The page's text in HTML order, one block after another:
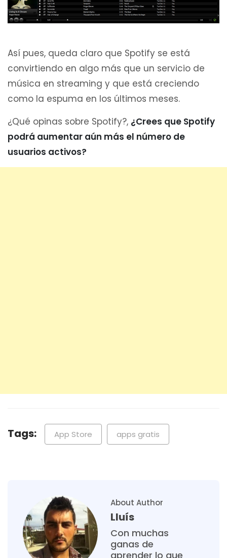
Así pues, queda claro que Spotify se está
convirtiendo en algo más que un servicio de
música en streaming y que está creciendo
como la espuma en los últimos meses.
¿Qué opinas sobre Spotify?, ¿Crees que Spotify
podrá aumentar aún más el número de
usuarios activos?
Tags: App Store apps gratis
About Author
Lluís
Con muchas
ganas de
aprender lo que